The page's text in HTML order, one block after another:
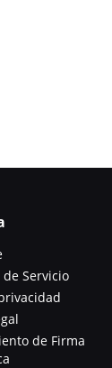
Servicio
de Firma